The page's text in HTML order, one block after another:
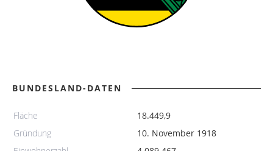
BUNDESLAND-DATEN
Fläche
18.449,9
Gründung
10. November 1918